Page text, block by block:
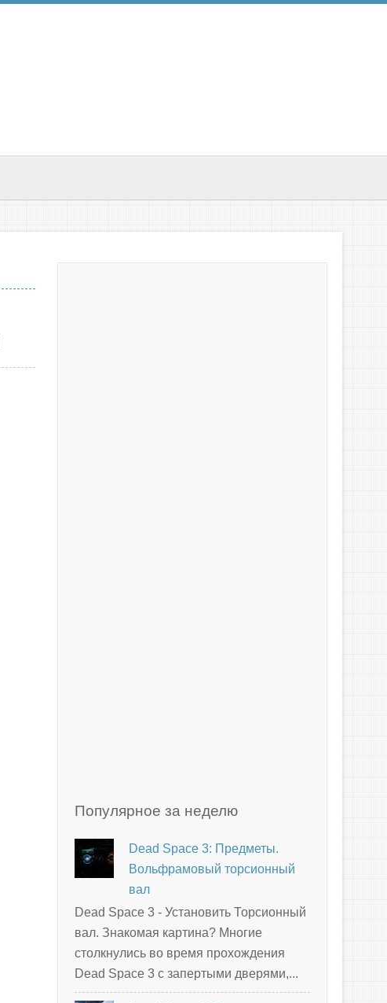
Популярное за неделю
Dead Space 3: Предметы.
Вольфрамовый торсионный
вал
Dead Space 3 - Установить Торсионный
вал. Знакомая картина? Многие
столкнулись во время прохождения
Dead Space 3 с запертыми дверями,...